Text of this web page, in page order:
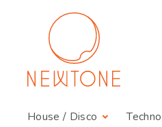
House / Disco